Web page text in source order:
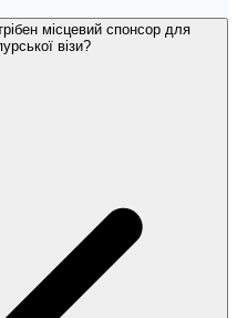
місцевий спонсор для
візи?